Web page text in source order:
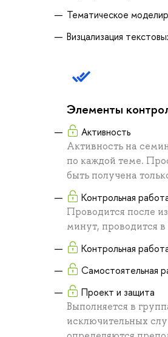
Тематическое
Визцализация
Элементы
Активность
Активность на
по каждой теме.
быть получена
Контрольная
Проводится после
минут, проводится
Контрольная
Самостоятельная
Проект и защита
Выполняется в
исключительных